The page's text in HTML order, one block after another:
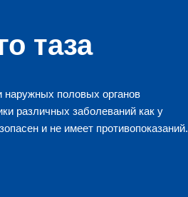
таза
наружных половых органов
различных заболеваний как у
и не имеет противопоказаний.